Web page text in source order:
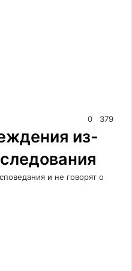
0 379
из-
и не говорят о